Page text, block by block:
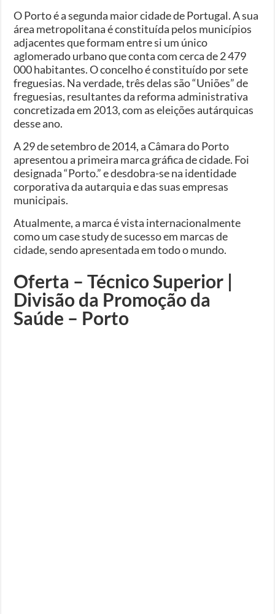
O Porto é a segunda maior cidade de Portugal. A sua
área metropolitana é constituída pelos municípios
adjacentes que formam entre si um único
aglomerado urbano que conta com cerca de 2 479
000 habitantes. O concelho é constituído por sete
freguesias. Na verdade, três delas são “Uniões” de
freguesias, resultantes da reforma administrativa
concretizada em 2013, com as eleições autárquicas
desse ano.
A 29 de setembro de 2014, a Câmara do Porto
apresentou a primeira marca gráfica de cidade. Foi
designada “Porto.” e desdobra-se na identidade
corporativa da autarquia e das suas empresas
municipais.
Atualmente, a marca é vista internacionalmente
como um case study de sucesso em marcas de
cidade, sendo apresentada em todo o mundo.
Oferta – Técnico Superior |
Divisão da Promoção da
Saúde – Porto